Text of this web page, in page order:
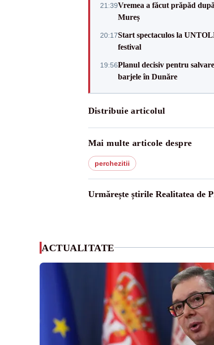
21:39Vremea a făcut prăpăd
Mureș
20:17Start spectaculos la
festival
19:56Planul decisiv pentru
barjele în Dunăre
Distribuie articolul
Mai multe articole despre
perchezitii
Urmărește știrile Realitatea de
ACTUALITATE